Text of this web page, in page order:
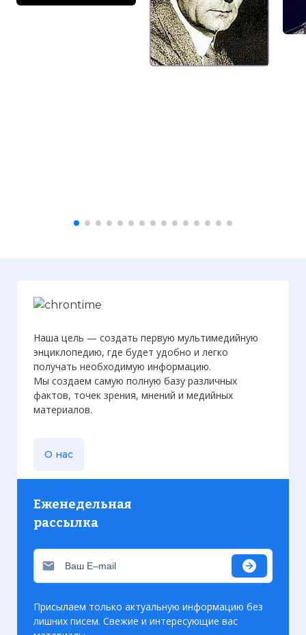
Наша цель — создать первую мультимедийную
энциклопедию, где будет удобно и легко
получать необходимую информацию.
Мы создаем самую полную базу различных
фактов, точек зрения, мнений и медийных
материалов.
О нас
Еженедельная
рассылка
Присылаем только актуальную информацию без
лишних писем. Свежие и интересующие вас